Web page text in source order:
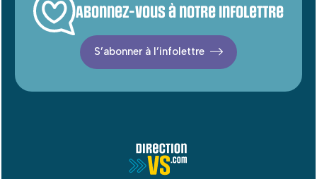
Abonnez-vous à notre infolettre
S’abonner à l’infolettre